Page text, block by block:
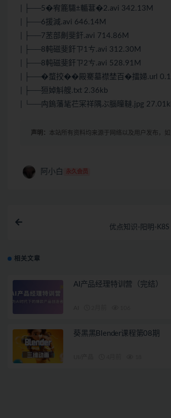
| ├──5�宥簏驦±輴葚�2.avi 342.13M
| ├──6援減.avi 646.14M
| ├──7苤部劓斐釬.avi 714.86M
| ├──8軘磁斐釬ㄗ1ㄘ.avi 312.30M
| ├──8軘磁斐釬ㄗ2ㄘ.avi 528.91M
| ├──�蝥挍��殿騫墓襟埜百�擂婦.url
| ├──狟婥斛艘.txt 2.36kb
| └──禸鎢藩毞芢冞祥隅ぶ腦瞳韃.jpg
声明： 本站所有资料均来源于网络以及用户发布，
阿小白 永久会员
优点知识-阳明-
相关文章
AI产品经理特训营（完结）
葵黑黑Blender课程第08期